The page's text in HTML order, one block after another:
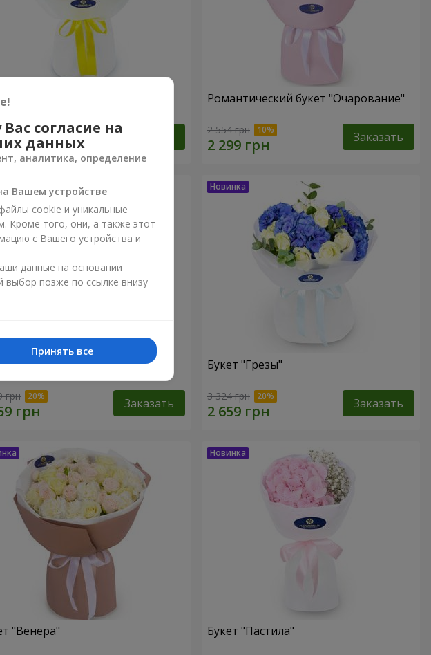
"Монтана"
грн
Романтический букет "Очарование"
2 554 грн Заказать
пионовидных роз
грн Заказать
Букет "Грезы"
3 324 грн Заказать
"Венера" Букет "Пастила"
согласие на
данных
аналитика, определение
Вашем устройстве
cookie и уникальные
Кроме того, они, а также этот
с Вашего устройства и
данные на основании
выбор позже по ссылке внизу
Принять все